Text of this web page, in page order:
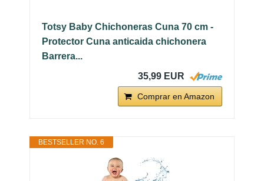
Totsy Baby Chichoneras Cuna 70 cm -
Protector Cuna anticaida chichonera
Barrera...
35,99 EUR
Comprar en Amazon
BESTSELLER NO. 6